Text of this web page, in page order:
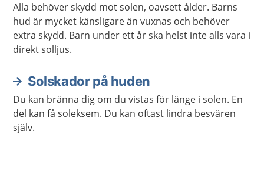
Alla behöver skydd mot solen, oavsett ålder. Barns
hud är mycket känsligare än vuxnas och behöver
extra skydd. Barn under ett år ska helst inte alls vara i
direkt solljus.
Solskador på huden
Du kan bränna dig om du vistas för länge i solen. En
del kan få soleksem. Du kan oftast lindra besvären
själv.